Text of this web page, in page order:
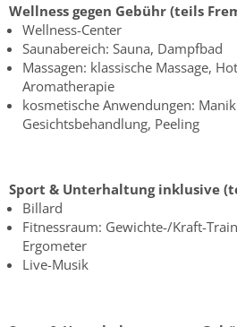
Wellness gegen Gebühr (teils
Wellness-Center
Saunabereich: Sauna, Dampfbad
Massagen: klassische Massage,
Aromatherapie
kosmetische Anwendungen:
Gesichtsbehandlung, Peeling
Sport & Unterhaltung inklusive
Billard
Fitnessraum: Gewichte-/Kraft-
Ergometer
Live-Musik